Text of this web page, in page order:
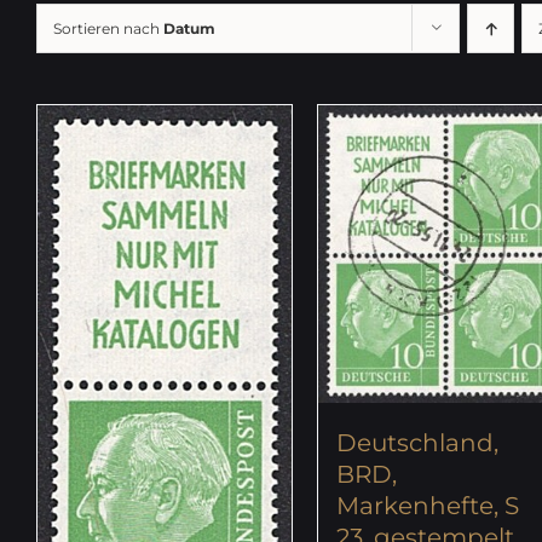
Sortieren nach Datum
Deutschland,
BRD,
Markenhefte, S